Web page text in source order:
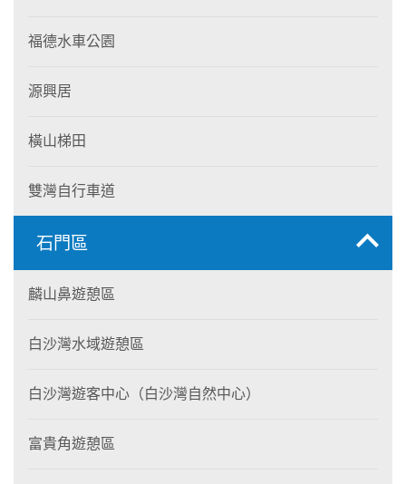
福德水車公園
源興居
橫山梯田
雙灣自行車道
石門區
麟山鼻遊憩區
白沙灣水域遊憩區
白沙灣遊客中心（白沙灣自然中心）
富貴角遊憩區